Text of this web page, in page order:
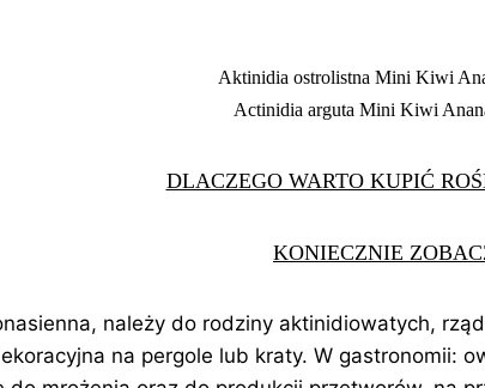
Aktinidia ostrolistna Mini Kiwi
Actinidia arguta Mini Kiwi
DLACZEGO WARTO KUPIĆ
KONIECZNIE
należy do rodziny aktinidiowatych,
na pergole lub kraty. W gastronomii: